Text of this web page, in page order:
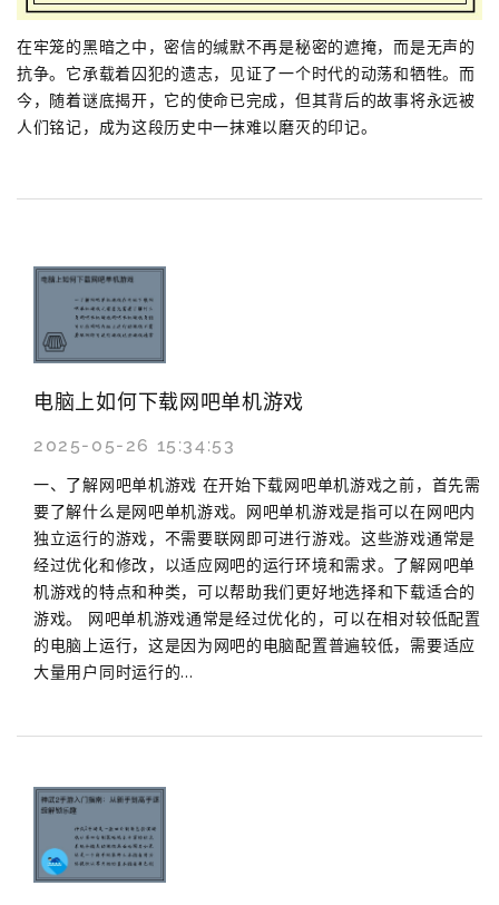
在牢笼的黑暗之中，密信的缄默不再是秘密的遮掩，而是无声的
抗争。它承载着囚犯的遗志，见证了一个时代的动荡和牺牲。而
今，随着谜底揭开，它的使命已完成，但其背后的故事将永远被
人们铭记，成为这段历史中一抹难以磨灭的印记。
电脑上如何下载网吧单机游戏
2025-05-26 15:34:53
一、了解网吧单机游戏 在开始下载网吧单机游戏之前，首先需
要了解什么是网吧单机游戏。网吧单机游戏是指可以在网吧内
独立运行的游戏，不需要联网即可进行游戏。这些游戏通常是
经过优化和修改，以适应网吧的运行环境和需求。了解网吧单
机游戏的特点和种类，可以帮助我们更好地选择和下载适合的
游戏。 网吧单机游戏通常是经过优化的，可以在相对较低配置
的电脑上运行，这是因为网吧的电脑配置普遍较低，需要适应
大量用户同时运行的...